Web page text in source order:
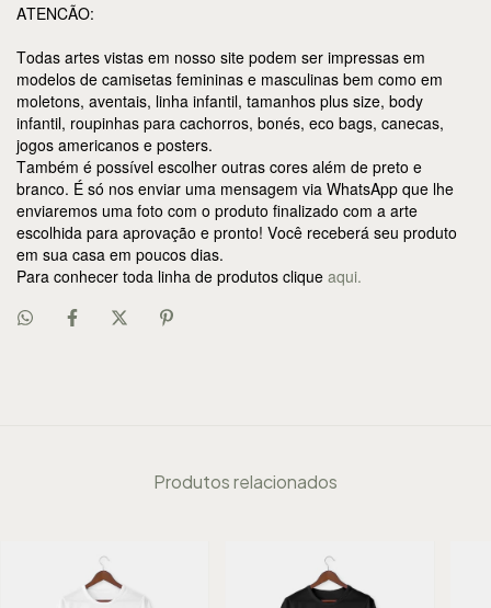
ATENCÃO:
Todas artes vistas em nosso site podem ser impressas em
modelos de camisetas femininas e masculinas bem como em
moletons, aventais, linha infantil, tamanhos plus size, body
infantil, roupinhas para cachorros, bonés, eco bags, canecas,
jogos americanos e posters.
Também é possível escolher outras cores além de preto e
branco. É só nos enviar uma mensagem via WhatsApp que lhe
enviaremos uma foto com o produto finalizado com a arte
escolhida para aprovação e pronto! Você receberá seu produto
em sua casa em poucos dias.
Para conhecer toda linha de produtos clique aqui.
Produtos relacionados